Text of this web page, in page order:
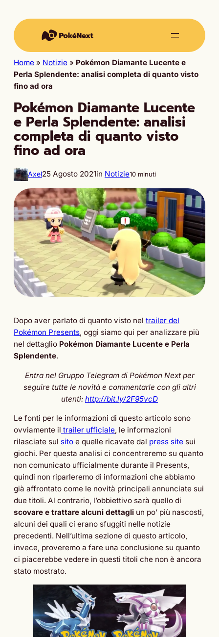
Home » Notizie » Pokémon Diamante Lucente e
Perla Splendente: analisi completa di quanto visto
fino ad ora
Pokémon Diamante Lucente
e Perla Splendente: analisi
completa di quanto visto
fino ad ora
Axel25 Agosto 2021in Notizie10 minuti
Dopo aver parlato di quanto visto nel trailer del
Pokémon Presents, oggi siamo qui per analizzare più
nel dettaglio Pokémon Diamante Lucente e Perla
Splendente.
Entra nel Gruppo Telegram di Pokémon Next per
seguire tutte le novità e commentarle con gli altri
utenti: http://bit.ly/2F95vcD
Le fonti per le informazioni di questo articolo sono
ovviamente il trailer ufficiale, le informazioni
rilasciate sul sito e quelle ricavate dal press site sui
giochi. Per questa analisi ci concentreremo su quanto
non comunicato ufficialmente durante il Presents,
quindi non riparleremo di informazioni che abbiamo
già affrontato come le novità principali annunciate sui
due titoli. Al contrario, l’obbiettivo sarà quello di
scovare e trattare alcuni dettagli un po’ più nascosti,
alcuni dei quali ci erano sfuggiti nelle notizie
precedenti. Nell’ultima sezione di questo articolo,
invece, proveremo a fare una conclusione su quanto
ci piacerebbe vedere in questi titoli che non è ancora
stato mostrato.